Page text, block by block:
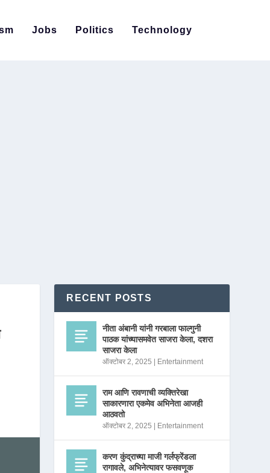
Jobs Politics Technology
RECENT POSTS
नीता अंबानी यांनी गरबाला फाल्गुनी
पाठक यांच्यासमवेत साजरा केला, दशरा
साजरा केला
ऑक्टोबर 2, 2025 Entertainment
राम आणि रावणाची व्यक्तिरेखा
साकारणारा एकमेव अभिनेता आजही
आठवतो
ऑक्टोबर 2, 2025 Entertainment
करण कुंद्राच्या माजी गर्लफ्रेंडला
रागावले, अभिनेत्यावर फसवणूक